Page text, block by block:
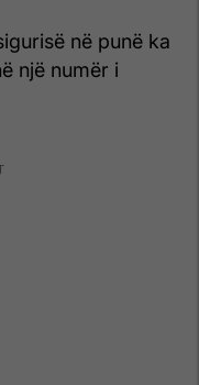
në punë ka
një numër i